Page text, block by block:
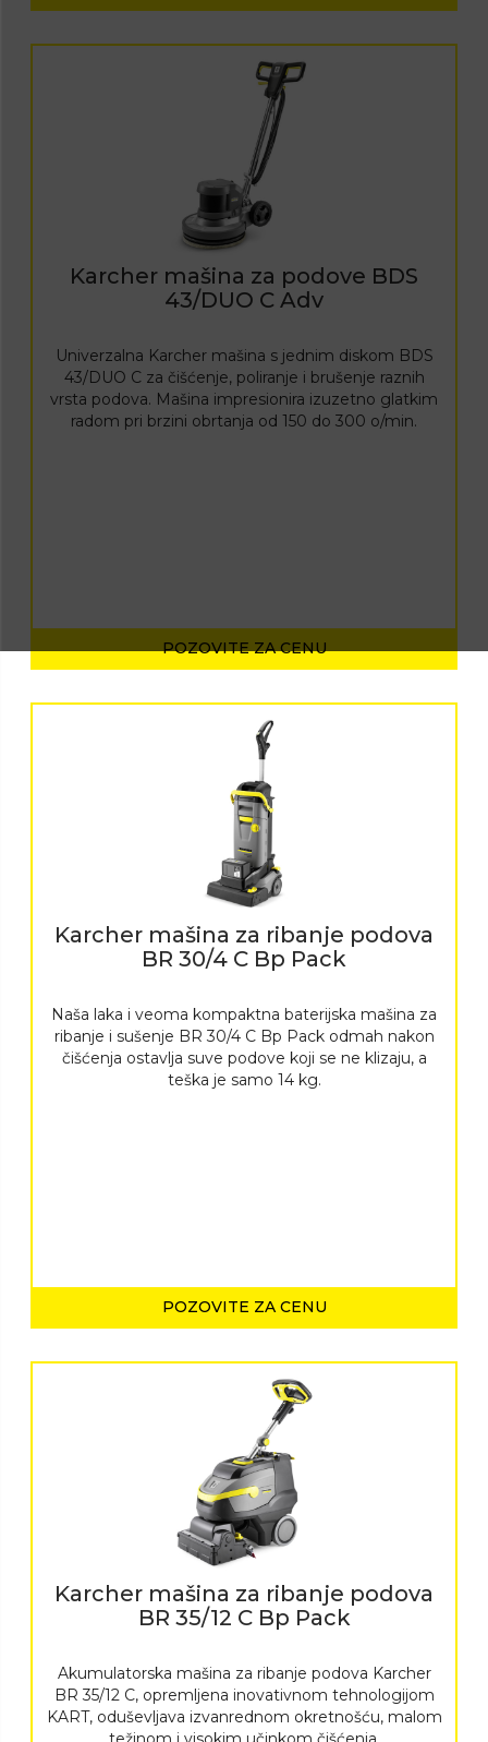
Karcher mašina za podove BDS
43/DUO C Adv
Univerzalna Karcher mašina s jednim diskom BDS
43/DUO C za čišćenje, poliranje i brušenje raznih
vrsta podova. Mašina impresionira izuzetno glatkim
radom pri brzini obrtanja od 150 do 300 o/min.
POZOVITE ZA CENU
Karcher mašina za ribanje podova
BR 30/4 C Bp Pack
Naša laka i veoma kompaktna baterijska mašina za
ribanje i sušenje BR 30/4 C Bp Pack odmah nakon
čišćenja ostavlja suve podove koji se ne klizaju, a
teška je samo 14 kg.
POZOVITE ZA CENU
Karcher mašina za ribanje podova
BR 35/12 C Bp Pack
Akumulatorska mašina za ribanje podova Karcher
BR 35/12 C, opremljena inovativnom tehnologijom
KART, oduševljava izvanrednom okretnošću, malom